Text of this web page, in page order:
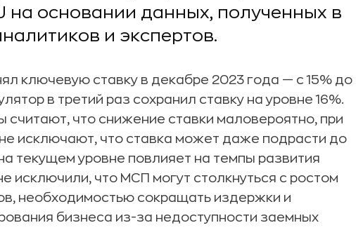
на основании данных, полученных в
и экспертов.
ключевую ставку в декабре 2023 года — с 15% до
в третий раз сохранил ставку на уровне 16%.
считают, что снижение ставки маловероятно, при
исключают, что ставка может даже подрасти до
текущем уровне повлияет на темпы развития
исключили, что МСП могут столкнуться с ростом
необходимостью сокращать издержки и
бизнеса из-за недоступности заемных